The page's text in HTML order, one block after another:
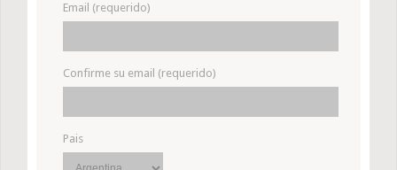
Email (requerido)
Confirme su email (requerido)
Pais